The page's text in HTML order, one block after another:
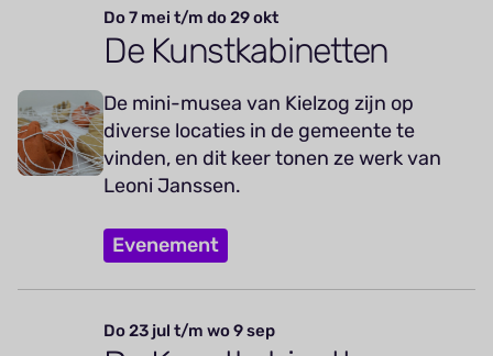
Do 7 mei t/m do 29 okt
De Kunstkabinetten
De mini-musea van Kielzog zijn op
diverse locaties in de gemeente te
vinden, en dit keer tonen ze werk van
Leoni Janssen.
Evenement
Do 23 jul t/m wo 9 sep